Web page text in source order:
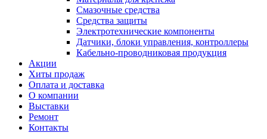
Смазочные средства
Средства защиты
Электротехнические компоненты
Датчики, блоки управления, контроллеры
Кабельно-проводниковая продукция
Акции
Хиты продаж
Оплата и доставка
О компании
Выставки
Ремонт
Контакты